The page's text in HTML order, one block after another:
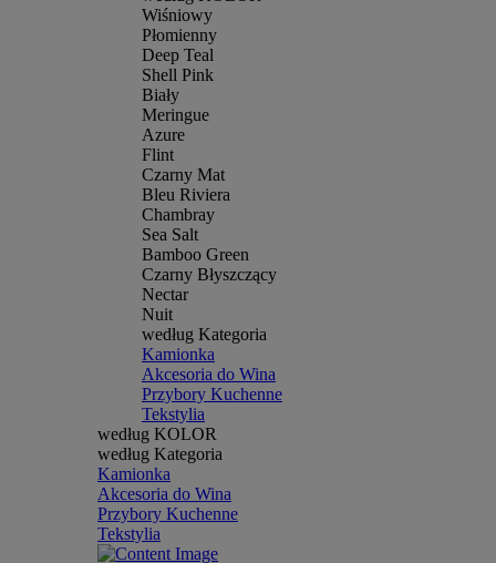
Wiśniowy
Płomienny
Deep Teal
Shell Pink
Biały
Meringue
Azure
Flint
Czarny Mat
Bleu Riviera
Chambray
Sea Salt
Bamboo Green
Czarny Błyszczący
Nectar
Nuit
według Kategoria
Kamionka
Akcesoria do Wina
Przybory Kuchenne
Tekstylia
według KOLOR
według Kategoria
Kamionka
Akcesoria do Wina
Przybory Kuchenne
Tekstylia